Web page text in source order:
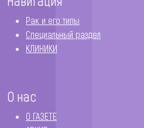
Рак и его типы
Специальный раздел
КЛИНИКИ
О нас
О ГАЗЕТЕ